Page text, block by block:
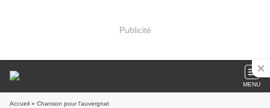
Publicité
MENU
Accueil » Chanson pour l'auvergnat